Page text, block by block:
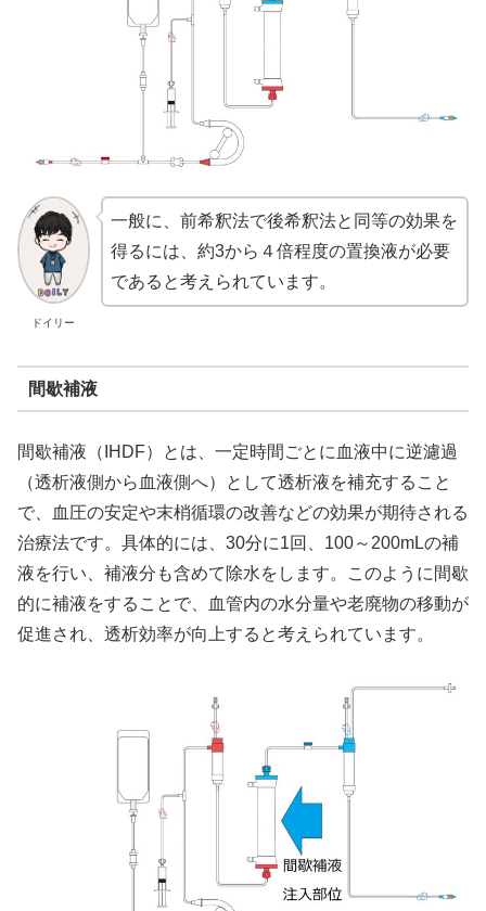
ドイリー
一般に、前希釈法で後希釈法と同等の効果を
得るには、約3から４倍程度の置換液が必要
であると考えられています。
間歇補液
間歇補液（IHDF）とは、一定時間ごとに血液中に逆濾過
（透析液側から血液側へ）として透析液を補充すること
で、血圧の安定や末梢循環の改善などの効果が期待される
治療法です。具体的には、30分に1回、100～200mLの補
液を行い、補液分も含めて除水をします。このように間歇
的に補液をすることで、血管内の水分量や老廃物の移動が
促進され、透析効率が向上すると考えられています。